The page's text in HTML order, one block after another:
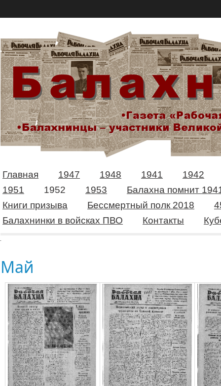
Главная 1947 1948 1941
1942
1951
1952 1953
Балахна помнит
Книги призыва
Бессмертный полк 2018
Балахнинки в войсках ПВО
Контакты
Май